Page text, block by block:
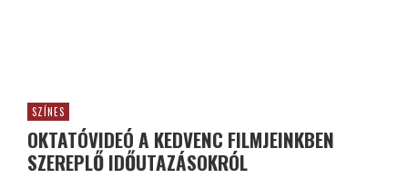
SZÍNES
OKTATÓVIDEÓ A KEDVENC FILMJEINKBEN
SZEREPLŐ IDŐUTAZÁSOKRÓL